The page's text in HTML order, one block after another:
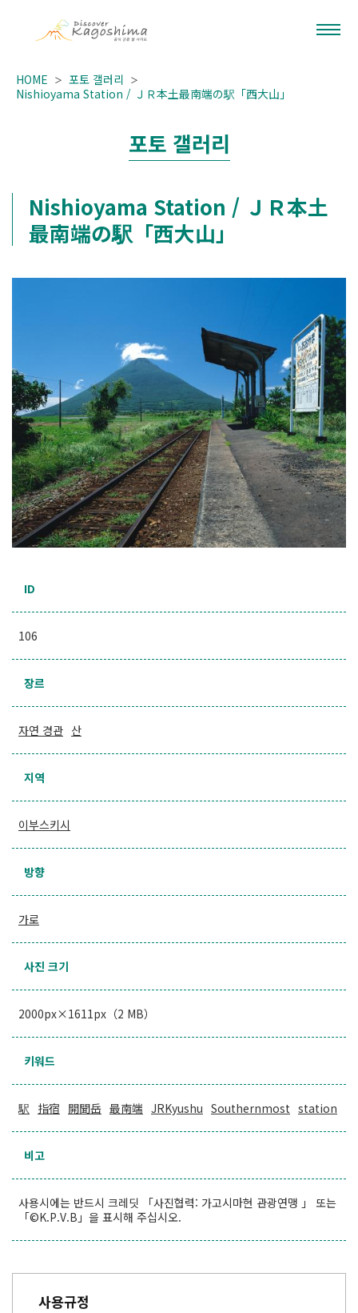
HOME
포토 갤러리
Nishioyama Station / ＪＲ本土最南端の駅「西大山」
포토 갤러리
Nishioyama Station / ＪＲ本土
最南端の駅「西大山」
ID
106
장르
자연 경관 산
지역
이부스키시
방향
가로
사진 크기
2000px×1611px（2 MB）
키워드
駅 指宿 開聞岳 最南端 JRKyushu Southernmost station
비고
사용시에는 반드시 크레딧 「사진협력: 가고시마현 관광연맹 」 또는
「©K.P.V.B」을 표시해 주십시오.
사용규정